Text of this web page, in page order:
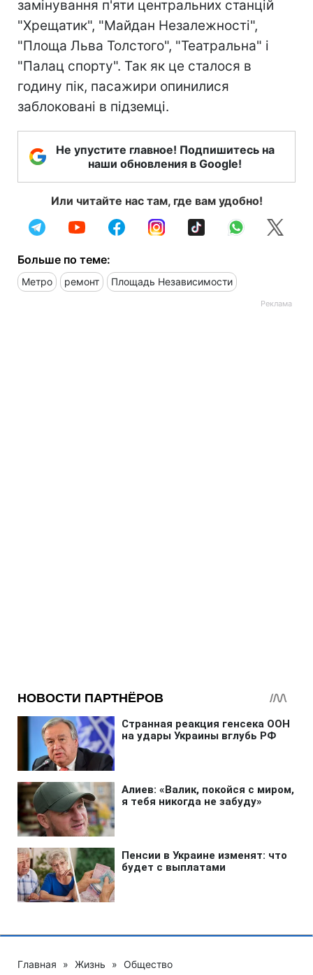
замінування п'яти центральних станцій
"Хрещатик", "Майдан Незалежності",
"Площа Льва Толстого", "Театральна" і
"Палац спорту". Так як це сталося в
годину пік, пасажири опинилися
заблоковані в підземці.
Не упустите главное! Подпишитесь на
наши обновления в Google!
Или читайте нас там, где вам удобно!
Больше по теме:
Метро ремонт Площадь Независимости
Главная » Жизнь » Общество